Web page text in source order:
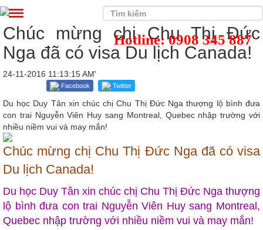
Hotline: 0908 345 887
Chúc mừng chị Chu Thị Đức
Nga đã có visa Du lịch Canada!
24-11-2016 11:13:15 AM'
Facebook Twitter
Du học Duy Tân xin chúc chị Chu Thị Đức Nga thượng lộ bình đưa
con trai Nguyễn Viên Huy sang Montreal, Quebec nhập trường với
nhiều niềm vui và may mắn!
Chúc mừng chị Chu Thị Đức Nga đã có visa
Du lịch Canada!
Du học Duy Tân xin chúc chị Chu Thị Đức Nga thượng
lộ bình đưa con trai Nguyễn Viên Huy sang Montreal,
Quebec nhập trường với nhiều niềm vui và may mắn!